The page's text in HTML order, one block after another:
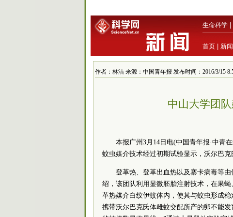
生命科学
首页 新闻
作者：林洁 来源：中国青年报 发布时间：2016/3/15
中山大学团
本报广州3月14日电(中国青年报·中青
蚊虫媒介技术经过初期试验显示，沃尔巴克
登革热、登革出血热以及寨卡病毒等
绍，该团队利用显微胚胎注射技术，在果
革热媒介白纹伊蚊体内，使其与蚊虫形成
携带沃尔巴克氏体雌蚊交配所产的卵不能